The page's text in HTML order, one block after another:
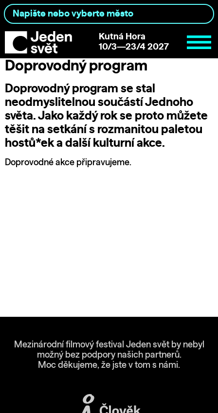
Kutná Hora
10/3—23/4 2027
Doprovodný program
Doprovodný program se stal
neodmyslitelnou součástí Jednoho
světa. Jako každý rok se proto můžete
těšit na setkání s rozmanitou paletou
hostů*ek a další kulturní akce.
Doprovodné akce připravujeme.
Mezinárodní filmový festival Jeden svět by nebyl
možný bez podpory našich partnerů.
Moc děkujeme, že jste v tom s námi.